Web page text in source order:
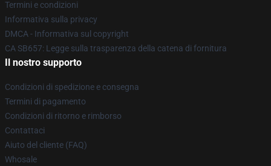
Termini e condizioni
Informativa sulla privacy
DMCA - Informativa sul copyright
CA SB657: Legge sulla trasparenza della catena di fornitura
Il nostro supporto
Condizioni di spedizione e consegna
Termini di pagamento
Condizioni di ritorno e rimborso
Contattaci
Aiuto del cliente (FAQ)
Whosale